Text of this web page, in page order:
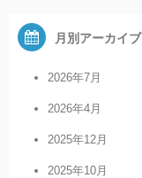
月別アーカイブ
2026年7月
2026年4月
2025年12月
2025年10月